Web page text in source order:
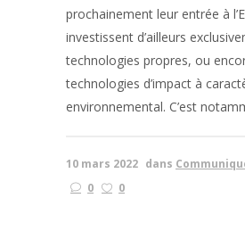
prochainement leur entrée à
investissent d’ailleurs
technologies propres, ou
technologies d’impact à
environnemental. C’est
10 mars 2022 dans
0
0